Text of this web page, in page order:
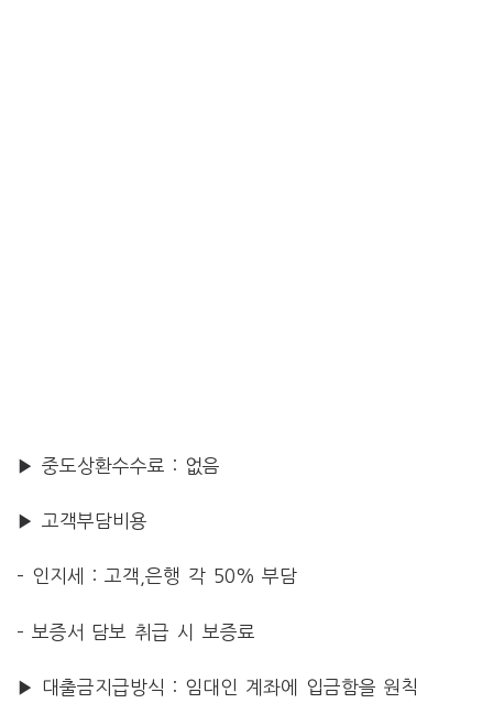
▶ 중도상환수수료 : 없음
▶ 고객부담비용
– 인지세 : 고객,은행 각 50% 부담
– 보증서 담보 취급 시 보증료
▶ 대출금지급방식 : 임대인 계좌에 입금함을 원칙